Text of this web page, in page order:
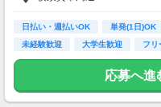
日払い・週払いOK 単発(1日)OK
未経験歓迎
大学生歓迎 フリ
応募へ進